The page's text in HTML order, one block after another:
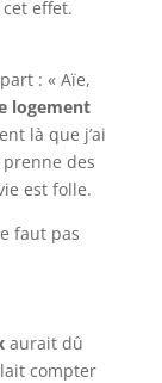
effet.
: « Aïe,
logement
là que j’ai
prenne des
est folle.
faut pas
aurait dû
compter